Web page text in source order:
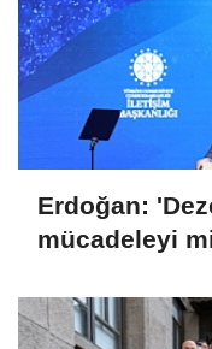
Erdoğan:
mücadeleyi